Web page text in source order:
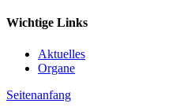
Wichtige Links
Aktuelles
Organe
Seitenanfang